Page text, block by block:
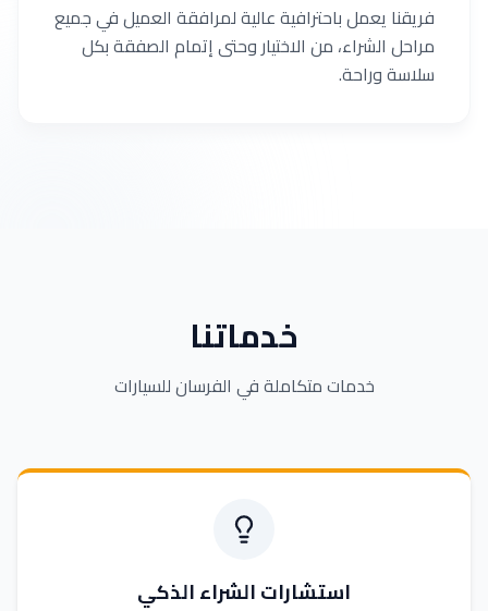
فريقنا يعمل باحترافية عالية لمرافقة العميل في جميع
مراحل الشراء، من الاختيار وحتى إتمام الصفقة بكل
سلاسة وراحة.
خدماتنا
خدمات متكاملة في الفرسان للسيارات
استشارات الشراء الذكي